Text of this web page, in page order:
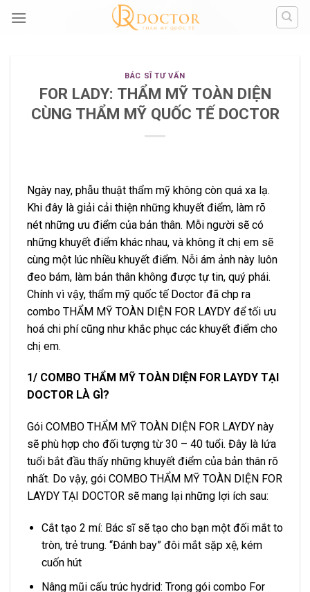
BÁC SĨ TƯ VẤN
FOR LADY: THẨM MỸ TOÀN DIỆN
CÙNG THẨM MỸ QUỐC TẾ DOCTOR
Ngày nay, phẫu thuật thẩm mỹ không còn quá xa lạ.
Khi đây là giải cải thiện những khuyết điểm, làm rõ
nét những ưu điểm của bản thân. Mỗi người sẽ có
những khuyết điểm khác nhau, và không ít chị em sẽ
cùng một lúc nhiều khuyết điểm. Nỗi ám ảnh này luôn
đeo bám, làm bản thân không được tự tin, quý phái.
Chính vì vậy, thẩm mỹ quốc tế Doctor đã chp ra
combo THẨM MỸ TOÀN DIỆN FOR LAYDY để tối ưu
hoá chi phí cũng như khắc phục các khuyết điểm cho
chị em.
1/ COMBO THẨM MỸ TOÀN DIỆN FOR LAYDY TẠI
DOCTOR LÀ GÌ?
Gói COMBO THẨM MỸ TOÀN DIỆN FOR LAYDY này
sẽ phù hợp cho đối tượng từ 30 – 40 tuổi. Đây là lứa
tuổi bắt đầu thấy những khuyết điểm của bản thân rõ
nhất. Do vậy, gói COMBO THẨM MỸ TOÀN DIỆN FOR
LAYDY TẠI DOCTOR sẽ mang lại những lợi ích sau:
Cắt tạo 2 mí: Bác sĩ sẽ tạo cho bạn một đối mắt to
tròn, trẻ trung. “Đánh bay” đôi mắt sặp xệ, kém
cuốn hút
Nâng mũi cấu trúc hydrid: Trong gói combo For